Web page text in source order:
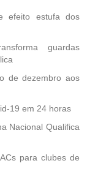
efeito estufa dos
guardas
de dezembro aos
19 em 24 horas
Nacional Qualifica
para clubes de